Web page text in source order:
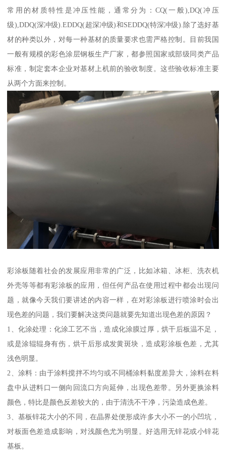
常用的材质特性是冲压性能，通常分为：CQ(一般),DQ(冲压
级),DDQ(深冲级).EDDQ(超深冲级)和SEDDQ(特深冲级).除了选好基
材的种类以外，对每一种基材的质量要求也需严格控制。目前我国
一般有规模的彩色涂层钢板生产厂家，都参照国家或部级同类产品
标准，制定套本企业对基材上机前的验收制度。这些验收标准主要
从两个方面来控制。
彩涂板随着社会的发展应用非常的广泛，比如冰箱、冰柜、洗衣机
外壳等等都有彩涂板的应用，但任何产品在使用过程中都会出现问
题，就像今天我们要讲述的内容一样，在对彩涂板进行喷涂时会出
现色差的问题，我们要解决这类问题就要先知道出现色差的原因？
1、化涂处理：化涂工艺不当，造成化涂膜过厚，烘干后板温不足，
或是涂辊辊身有伤，烘干后形成发黄斑块，造成彩涂板色差，尤其
浅色明显。
2、涂料：由于涂料搅拌不均匀或不同桶涂料黏度差异大，涂料在料
盘中从进料口一侧向回流口方向延伸，出现色差带。另外更换涂料
颜色，特比是颜色反差较大的，由于清洗不干净，污染造成色差。
3、基板锌花大小的不同，在晶界处便形成许多大小不一的小凹坑，
对板面色差造成影响，对浅颜色尤为明显。好选用无锌花或小锌花
基板。